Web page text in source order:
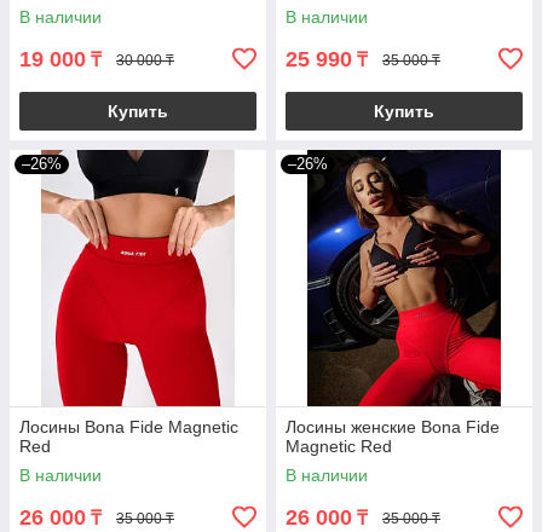
В наличии
19 000 ₸ 30 000 ₸
Купить
В наличии
25 990 ₸ 35 000 ₸
Купить
–26%
Лосины Bona Fide Magnetic
Red
В наличии
26 000 ₸ 35 000 ₸
–26%
Лосины женские Bona Fide
Magnetic Red
В наличии
26 000 ₸ 35 000 ₸